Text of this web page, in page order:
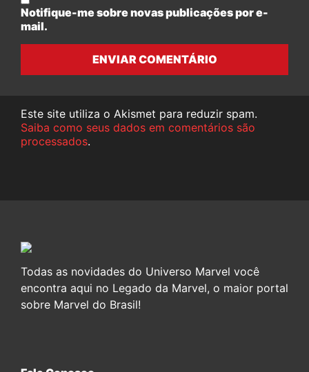
Notifique-me sobre novas publicações por e-
mail.
ENVIAR COMENTÁRIO
Este site utiliza o Akismet para reduzir spam.
Saiba como seus dados em comentários são
processados.
Todas as novidades do Universo Marvel você
encontra aqui no Legado da Marvel, o maior portal
sobre Marvel do Brasil!